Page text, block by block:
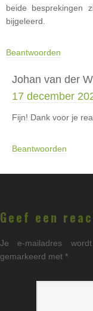
beide besprekingen
bijgeleerd.
Beantwoorden
Johan van der
17 december
Fijn! Dank voor je
Beantwoorden
Geef een
Je e-mailadres
gemarkeerd met *